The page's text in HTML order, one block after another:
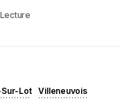
Lot Villeneuvois